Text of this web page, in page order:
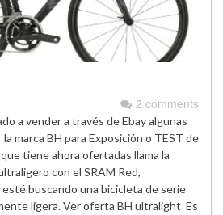
2 comments
a vender a través de Ebay algunas
marca BH para Exposición o TEST de
tiene ahora ofertadas llama la
con el SRAM Red,
buscando una bicicleta de serie
ligera. Ver oferta BH ultralight Es